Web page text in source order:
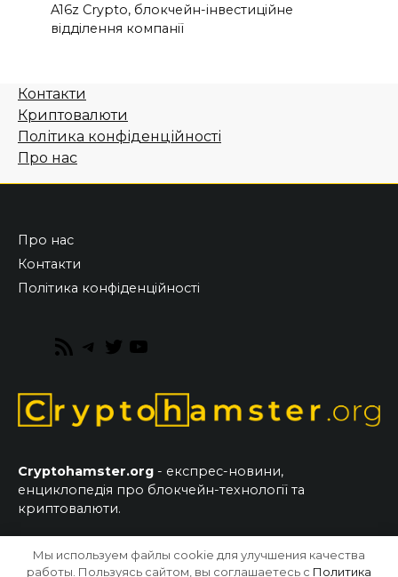
A16z Crypto, блокчейн-інвестиційне
відділення компанії
Контакти
Криптовалюти
Політика конфіденційності
Про нас
Про нас
Контакти
Політика конфіденційності
RSS
Telegram
Twitter
Cryptohamster.org - експрес-новини,
енциклопедія про блокчейн-технології та
криптовалюти.
© 2026 CryptoHamster.org
Мы используем файлы cookie для улучшения качества
работы. Пользуясь сайтом, вы соглашаетесь с Политика